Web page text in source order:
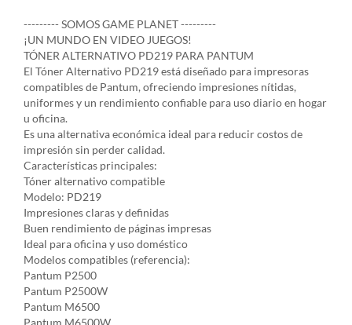
--------- SOMOS GAME PLANET ---------
¡UN MUNDO EN VIDEO JUEGOS!
TÓNER ALTERNATIVO PD219 PARA PANTUM
El Tóner Alternativo PD219 está diseñado para impresoras
compatibles de Pantum, ofreciendo impresiones nítidas,
uniformes y un rendimiento confiable para uso diario en hogar
u oficina.
Es una alternativa económica ideal para reducir costos de
impresión sin perder calidad.
Características principales:
Tóner alternativo compatible
Modelo: PD219
Impresiones claras y definidas
Buen rendimiento de páginas impresas
Ideal para oficina y uso doméstico
Modelos compatibles (referencia):
Pantum P2500
Pantum P2500W
Pantum M6500
Pantum M6500W